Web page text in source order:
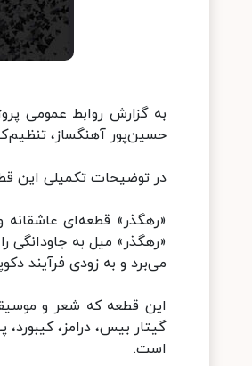
به گزارش روابط عمومی
حسین‌پور آهنگساز،
در توضیحات تکمیلی این
«رهگذر» قطعه‌ای
«رهگذر» میل به
می‌برد و به زودی فرآیند
این قطعه که شعر و
گیتار بیس، درامز،
است.